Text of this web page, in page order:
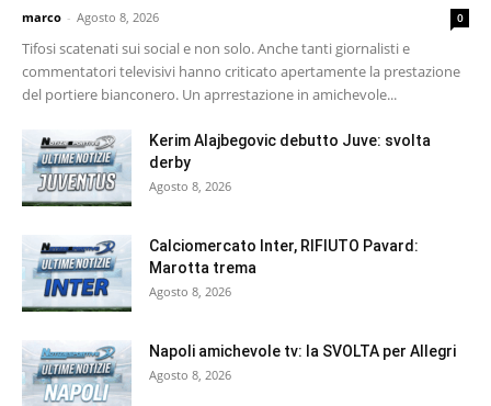
marco - Agosto 8, 2026 0
Tifosi scatenati sui social e non solo. Anche tanti giornalisti e
commentatori televisivi hanno criticato apertamente la prestazione
del portiere bianconero. Un aprrestazione in amichevole...
Kerim Alajbegovic debutto Juve: svolta
derby
Agosto 8, 2026
Calciomercato Inter, RIFIUTO Pavard:
Marotta trema
Agosto 8, 2026
Napoli amichevole tv: la SVOLTA per Allegri
Agosto 8, 2026